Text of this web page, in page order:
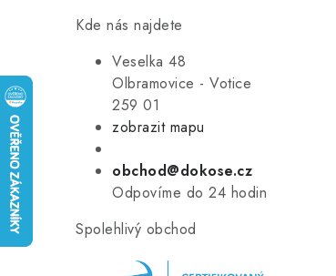
Kde nás najdete
Veselka 48
Olbramovice - Votice
259 01
zobrazit mapu
obchod@dokose.cz
Odpovíme do 24 hodin
Spolehlivý obchod